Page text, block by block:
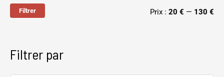
Filtrer Prix : 20 € — 130 €
Filtrer par